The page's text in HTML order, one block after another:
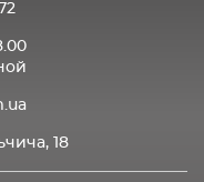
18